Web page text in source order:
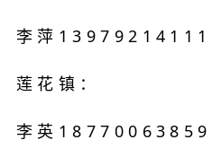
李萍13979214111
莲花镇：
李英18770063859